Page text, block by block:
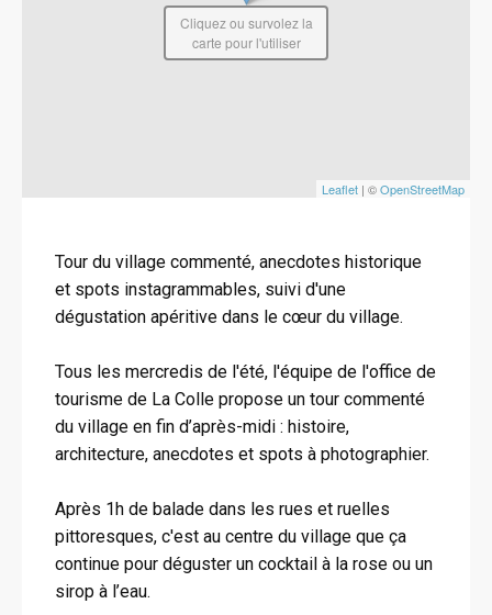
Leaflet | ©OpenStreetMap
Cliquez ou survolez la
carte pour l'utiliser
Tour du village commenté, anecdotes historique
et spots instagrammables, suivi d'une
dégustation apéritive dans le cœur du village.
Tous les mercredis de l'été, l'équipe de l'office de
tourisme de La Colle propose un tour commenté
du village en fin d’après-midi : histoire,
architecture, anecdotes et spots à photographier.
Après 1h de balade dans les rues et ruelles
pittoresques, c'est au centre du village que ça
continue pour déguster un cocktail à la rose ou un
sirop à l’eau.